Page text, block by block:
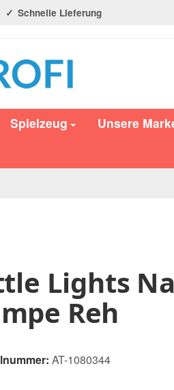
Schnelle Lieferung
Spielzeug Unsere
Lights
Reh
AT-1080344